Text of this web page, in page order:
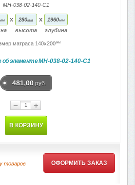
МН-038-02-140-C1
x 280мм
высота
x 1960мм
глубина
матраса 140x200мм
об элементеМН-038-02-140-C1
481,00 руб.
− +
В КОРЗИНУ
товаров ОФОРМИТЬ ЗАКАЗ